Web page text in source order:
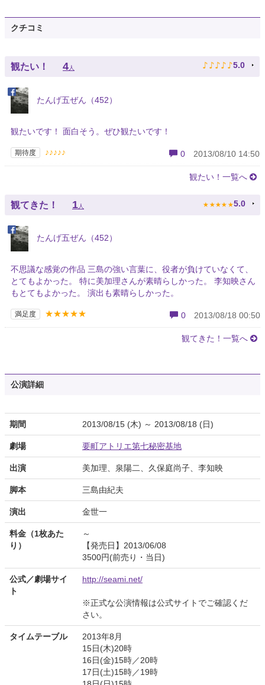
クチコミ
観たい！ 4人 ♪ ♪ ♪ ♪ ♪ 5.0
たんげ五ぜん（452）
観たいです！ 面白そう。ぜひ観たいです！
期待度 ♪♪♪♪♪ 0 2013/08/10 14:50
観たい！一覧へ
観てきた！ 1 人 ★ ★ ★ ★ ★ 5.0
たんげ五ぜん（452）
不思議な感覚の作品 三島の強い言葉に、役者が負けていなくて、
とてもよかった。 特に美加理さんが素晴らしかった。 李知映さん
もとてもよかった。 演出も素晴らしかった。
満足度 ★★★★★ 0 2013/08/18 00:50
観てきた！一覧へ
公演詳細
期間 2013/08/15 (木) ～ 2013/08/18 (日)
劇場 要町アトリエ第七秘密基地
出演 美加理、泉陽二、久保庭尚子、李知映
脚本 三島由紀夫
演出 金世一
料金（1枚あた
り）
～
【発売日】2013/06/08
3500円(前売り・当日)
公式／劇場サイ
ト
http://seami.net/
※正式な公演情報は公式サイトでご確認くだ
さい。
タイムテーブル
2013年8月
15日(木)20時
16日(金)15時／20時
17日(土)15時／19時